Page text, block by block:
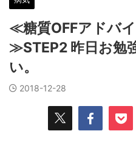
≪糖質OFFアドバ
≫STEP2 昨日お勉
い。
2018-12-28